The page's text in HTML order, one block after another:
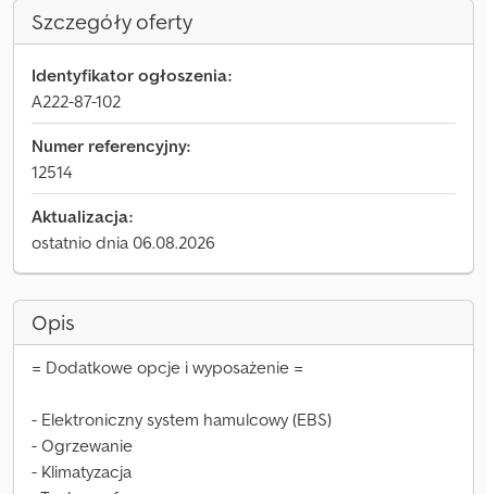
Szczegóły oferty
Identyfikator ogłoszenia:
A222-87-102
Numer referencyjny:
12514
Aktualizacja:
ostatnio dnia 06.08.2026
Opis
= Dodatkowe opcje i wyposażenie =
- Elektroniczny system hamulcowy (EBS)
- Ogrzewanie
- Klimatyzacja